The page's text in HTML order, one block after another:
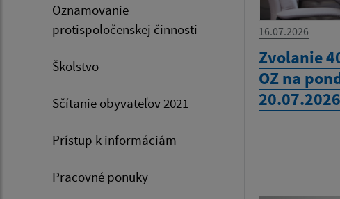
Oznamovanie
protispoločenskej činnosti
Školstvo
Sčítanie obyvateľov 2021
Prístup k informáciám
Pracovné ponuky
16.07.2026
Zvolanie
OZ na
20.07.2026